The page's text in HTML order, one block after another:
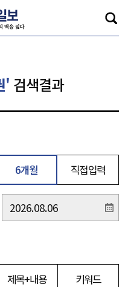
' 검색결과
6개월 직접입력
제목+내용 키워드